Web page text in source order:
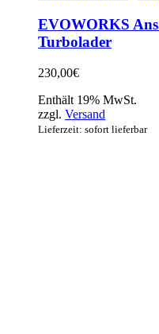
EVOWORKS
Turbolader
230,00€
Enthält 19% MwSt.
zzgl. Versand
Lieferzeit: sofort lieferbar